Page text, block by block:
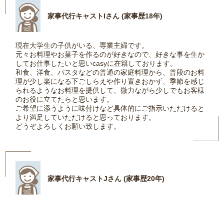
家事代行キャストIさん (家事歴18年)
現在大学生の子供がいる、専業主婦です。
元々お料理やお菓子を作るのが好きなので、好きな事を生か
してお仕事したいと思いcasyに在籍しております。
和食、洋食、パスタなどの普通の家庭料理から、普段のお料
理が少し楽になる下ごしらえや作り置きおかず、季節を感じ
られるようなお料理を提供して、微力ながら少しでもお客様
のお役に立てたらと思います。
ご希望に添うように味付けなど具体的にご指示いただけると
より満足していただけると思っております。
どうぞよろしくお願い致します。
家事代行キャストJさん (家事歴20年)